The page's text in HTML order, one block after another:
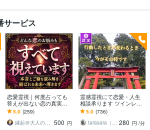
サービス
恋愛霊視｜何度占っても
答えが出ない恋の真実を
視ます 恋愛成就・片思
い・復縁・複雑恋愛・既
婚者・本音・未来・相性
5.0 (259)
縁起＠大人の恋愛占い師
500 円
霊感霊視にて恋愛・人生
相談承ります ツインレ
イ・複雑愛など相手の気
持ちを瞬時にキャッチし
ます。
5.0 (736)
tarasara（あすか） 280 円 /分